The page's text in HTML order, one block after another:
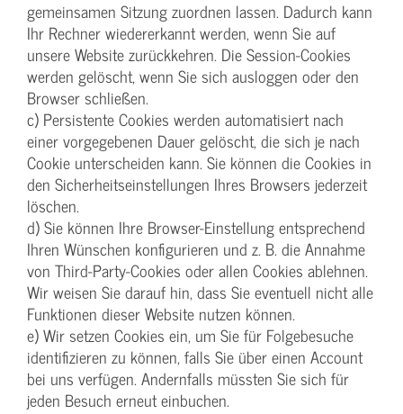
gemeinsamen Sitzung zuordnen lassen. Dadurch kann
Ihr Rechner wiedererkannt werden, wenn Sie auf
unsere Website zurückkehren. Die Session-Cookies
werden gelöscht, wenn Sie sich ausloggen oder den
Browser schließen.
c) Persistente Cookies werden automatisiert nach
einer vorgegebenen Dauer gelöscht, die sich je nach
Cookie unterscheiden kann. Sie können die Cookies in
den Sicherheitseinstellungen Ihres Browsers jederzeit
löschen.
d) Sie können Ihre Browser-Einstellung entsprechend
Ihren Wünschen konfigurieren und z. B. die Annahme
von Third-Party-Cookies oder allen Cookies ablehnen.
Wir weisen Sie darauf hin, dass Sie eventuell nicht alle
Funktionen dieser Website nutzen können.
e) Wir setzen Cookies ein, um Sie für Folgebesuche
identifizieren zu können, falls Sie über einen Account
bei uns verfügen. Andernfalls müssten Sie sich für
jeden Besuch erneut einbuchen.